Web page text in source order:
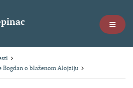
Bogdan o blaženom Alojziju